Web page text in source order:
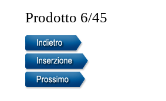
Prodotto 6/45